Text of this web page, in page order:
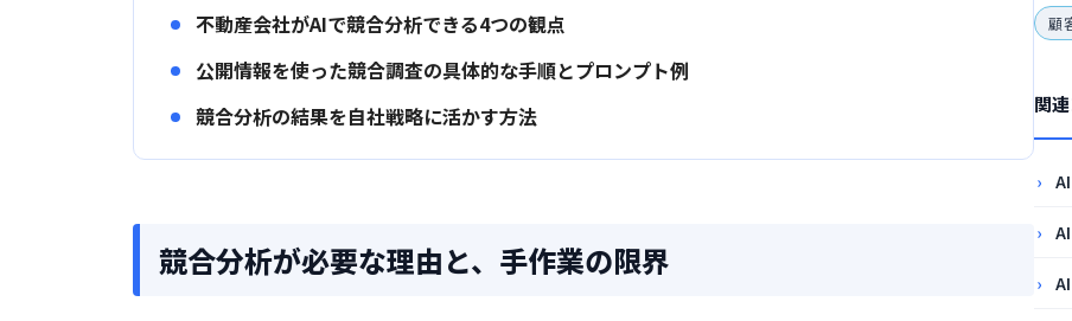
不動産会社がAIで競合分析できる4つの観点
公開情報を使った競合調査の具体的な手順とプロンプト例
競合分析の結果を自社戦略に活かす方法
競合分析が必要な理由と、手作業の限界
顧
関